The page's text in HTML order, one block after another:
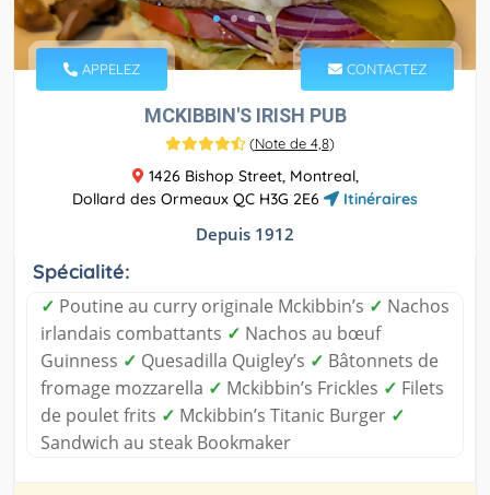
APPELEZ CONTACTEZ
MCKIBBIN'S IRISH PUB
(Note de 4,8)
1426 Bishop Street, Montreal,
Dollard des Ormeaux QC H3G 2E6
Itinéraires
Depuis 1912
Spécialité:
✓ Poutine au curry originale Mckibbin’s ✓ Nachos
irlandais combattants ✓ Nachos au bœuf
Guinness ✓ Quesadilla Quigley’s ✓ Bâtonnets de
fromage mozzarella ✓ Mckibbin’s Frickles ✓ Filets
de poulet frits ✓ Mckibbin’s Titanic Burger ✓
Sandwich au steak Bookmaker